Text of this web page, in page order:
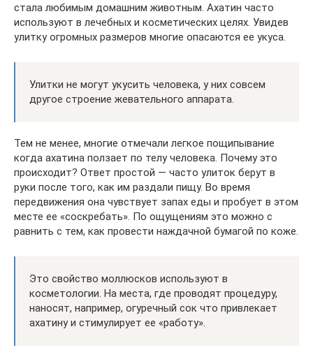
стала любимым домашним животным. Ахатин часто
используют в лечебных и косметических целях. Увидев
улитку огромных размеров многие опасаются ее укуса.
Улитки не могут укусить человека, у них совсем
другое строение жевательного аппарата.
Тем не менее, многие отмечали легкое пощипывание
когда ахатина ползает по телу человека. Почему это
происходит? Ответ простой — часто улиток берут в
руки после того, как им раздали пищу. Во время
передвижения она чувствует запах еды и пробует в этом
месте ее «соскребать». По ощущениям это можно с
равнить с тем, как провести наждачной бумагой по коже.
Это свойство моллюсков используют в
косметологии. На места, где проводят процедуру,
наносят, например, огуречный сок что привлекает
ахатину и стимулирует ее «работу».